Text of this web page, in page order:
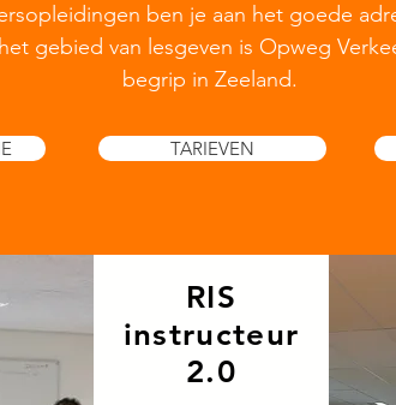
ben je aan het goede
gebied van lesgeven is Opweg
begrip in Zeeland.
TARIEVEN
RIS
instructeur
2.0